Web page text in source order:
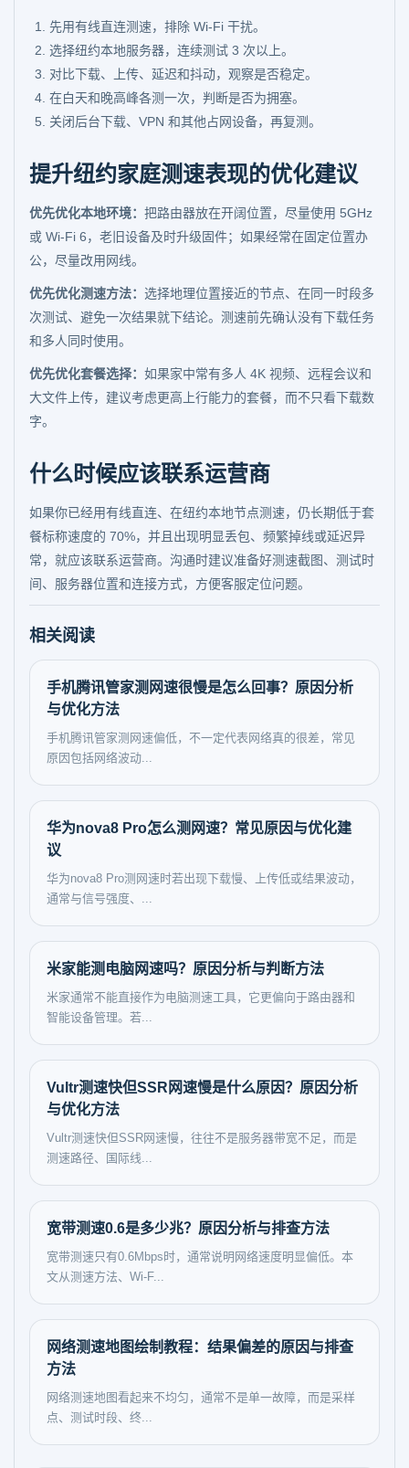
先用有线直连测速，排除 Wi-Fi 干扰。
选择纽约本地服务器，连续测试 3 次以上。
对比下载、上传、延迟和抖动，观察是否稳定。
在白天和晚高峰各测一次，判断是否为拥塞。
关闭后台下载、VPN 和其他占网设备，再复测。
提升纽约家庭测速表现的优化建议
优先优化本地环境： 把路由器放在开阔位置，尽量使用 5GHz
或 Wi-Fi 6，老旧设备及时升级固件；如果经常在固定位置办
公，尽量改用网线。
优先优化测速方法： 选择地理位置接近的节点、在同一时段多
次测试、避免一次结果就下结论。测速前先确认没有下载任务
和多人同时使用。
优先优化套餐选择： 如果家中常有多人 4K 视频、远程会议和
大文件上传，建议考虑更高上行能力的套餐，而不只看下载数
字。
什么时候应该联系运营商
如果你已经用有线直连、在纽约本地节点测速，仍长期低于套
餐标称速度的 70%，并且出现明显丢包、频繁掉线或延迟异
常，就应该联系运营商。沟通时建议准备好测速截图、测试时
间、服务器位置和连接方式，方便客服定位问题。
相关阅读
手机腾讯管家测网速很慢是怎么回事？原因分析
与优化方法
手机腾讯管家测网速偏低，不一定代表网络真的很差，常见
原因包括网络波动...
华为nova8 Pro怎么测网速？常见原因与优化建
议
华为nova8 Pro测网速时若出现下载慢、上传低或结果波动，
通常与信号强度、...
米家能测电脑网速吗？原因分析与判断方法
米家通常不能直接作为电脑测速工具，它更偏向于路由器和
智能设备管理。若...
Vultr测速快但SSR网速慢是什么原因？原因分析
与优化方法
Vultr测速快但SSR网速慢，往往不是服务器带宽不足，而是
测速路径、国际线...
宽带测速0.6是多少兆？原因分析与排查方法
宽带测速只有0.6Mbps时，通常说明网络速度明显偏低。本
文从测速方法、Wi‑F...
网络测速地图绘制教程：结果偏差的原因与排查
方法
网络测速地图看起来不均匀，通常不是单一故障，而是采样
点、测试时段、终...